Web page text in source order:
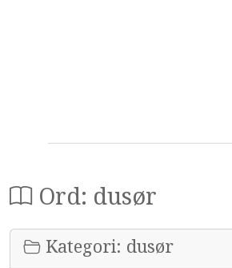
Ord: dusør
Kategori: dusør